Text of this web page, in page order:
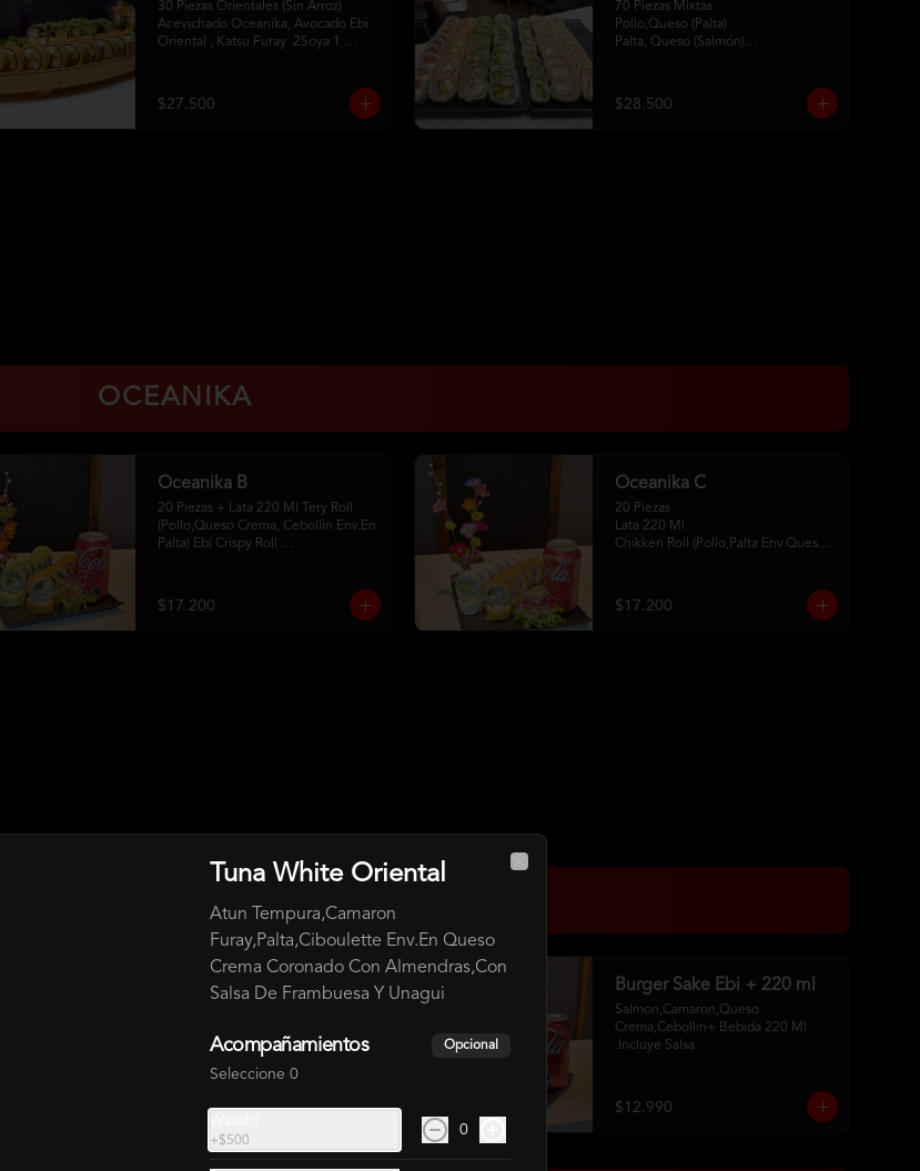
30 Piezas Orientales (Sin Arroz)
Acevichado Oceanika, Avocado Ebi
Oriental , Katsu Furay  2Soya 1
$27.500
70 Piezas Mixtas
Pollo,Queso (Palta)
Palta, Queso (Salmón)
Kanikama, Queso (Tempura)
Camaron, Queso (Panko)
$28.500
OCEANIKA
Oceanika B
20 Piezas + Lata 220 Ml Tery Roll
(Pollo,Queso Crema, Cebollin Env.En
Palta) Ebi Crispy Roll
-1Unagui
$17.200
Oceanika C
20 Piezas
Lata 220 Ml
Chikken Roll (Pollo,Palta Env.Queso
Crema ,Cebollin Env Tempura)
2Palitos -1  Soya -1 Unagui
$17.200
BURGER + 220 ML BEBIDA
Burger Mira Mar + 220 ml
$12.000
Burger Sake Ebi + 220 ml
Salmon,Camaron,Queso
Crema,Cebollin+ Bebida 220 Ml
.Incluye Salsa
$12.990
Tuna White Oriental
Atun Tempura,Camaron
Furay,Palta,Ciboulette Env.En Queso
Crema Coronado Con Almendras,Con
Salsa De Frambuesa Y Unagui
Acompañamientos Opcional
Seleccione 0
+$500
0